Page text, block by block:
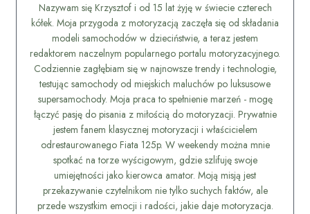
Nazywam się Krzysztof i od 15 lat żyję w świecie czterech
kółek. Moja przygoda z motoryzacją zaczęła się od składania
modeli samochodów w dzieciństwie, a teraz jestem
redaktorem naczelnym popularnego portalu motoryzacyjnego.
Codziennie zagłębiam się w najnowsze trendy i technologie,
testując samochody od miejskich maluchów po luksusowe
supersamochody. Moja praca to spełnienie marzeń - mogę
łączyć pasję do pisania z miłością do motoryzacji. Prywatnie
jestem fanem klasycznej motoryzacji i właścicielem
odrestaurowanego Fiata 125p. W weekendy można mnie
spotkać na torze wyścigowym, gdzie szlifuję swoje
umiejętności jako kierowca amator. Moją misją jest
przekazywanie czytelnikom nie tylko suchych faktów, ale
przede wszystkim emocji i radości, jakie daje motoryzacja.